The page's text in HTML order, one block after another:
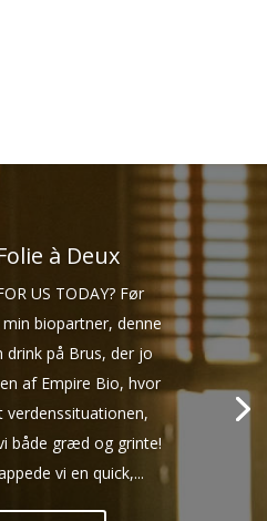
à Deux
US TODAY? Før
biopartner, denne
drink på Brus, der jo
af Empire Bio, hvor
verdenssituationen,
både græd og grinte!
vi en quick,...